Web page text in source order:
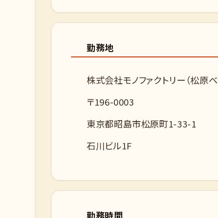
勤務地
株式会社モノファクトリー（松原ベ
〒196-0003
東京都昭島市松原町1-33-1
石川ビル1F
勤務時間